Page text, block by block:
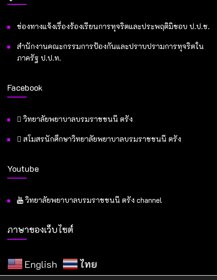
ช่องทางแจ้งเรื่องร้องเรียนการทุจริตและประพฤติมิชอบ ป.ป.ช.
สำนักงานคณะกรรมการป้องกันและปราบปรามการทุจริตใน
ภาครัฐ ป.ป.ท.
Facebook
วิทยาลัยพยาบาลบรมราชชนนี ตรัง
สโมสรนักศึกษาวิทยาลัยพยาบาลบรมราชชนนี ตรัง
Youtube
วิทยาลัยพยาบาลบรมราชชนนี ตรัง channel
ภาษาของเว็บไซต์
English ไทย